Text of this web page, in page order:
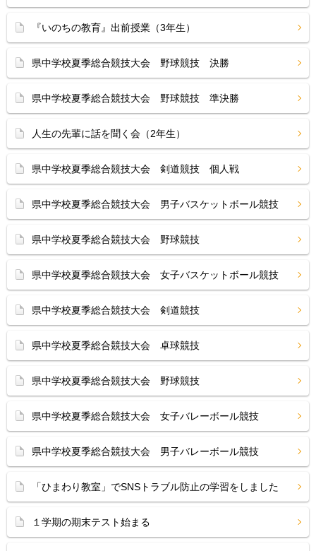
『いのちの教育』出前授業（3年生）
県中学校夏季総合競技大会 野球競技 決勝
県中学校夏季総合競技大会 野球競技 準決勝
人生の先輩に話を聞く会（2年生）
県中学校夏季総合競技大会 剣道競技 個人戦
県中学校夏季総合競技大会 男子バスケットボール競技
県中学校夏季総合競技大会 野球競技
県中学校夏季総合競技大会 女子バスケットボール競技
県中学校夏季総合競技大会 剣道競技
県中学校夏季総合競技大会 卓球競技
県中学校夏季総合競技大会 野球競技
県中学校夏季総合競技大会 女子バレーボール競技
県中学校夏季総合競技大会 男子バレーボール競技
「ひまわり教室」でSNSトラブル防止の学習をしました
１学期の期末テスト始まる